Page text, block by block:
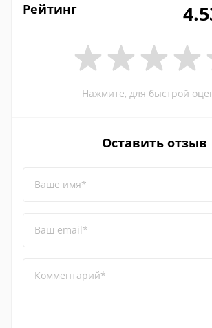
Рейтинг
Нажмите, для быстрой
Оставить отзыв
Ваше имя*
Ваш email*
Комментарий*